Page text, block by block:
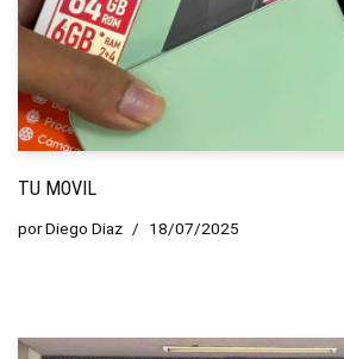
TU MOVIL
porDiego Diaz 18/07/2025